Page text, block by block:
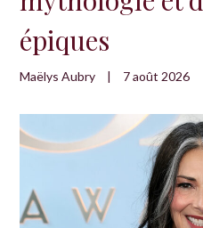
épiques
Maëlys Aubry | 7 août 2026